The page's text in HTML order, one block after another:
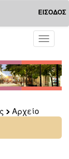
ΕΙΣΟΔΟΣ
Toggle
Αρχείο